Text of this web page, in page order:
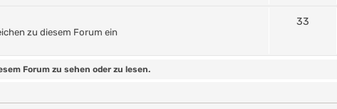
zu diesem Forum ein
33
Forum zu sehen oder zu lesen.